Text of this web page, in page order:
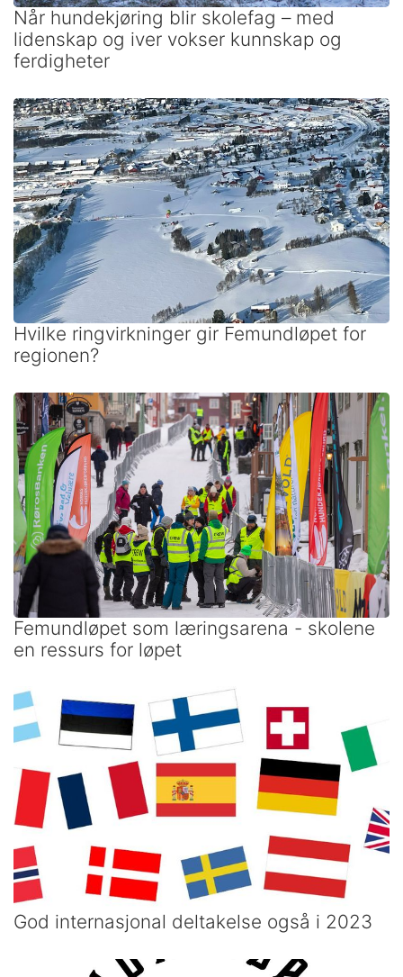
Når hundekjøring blir skolefag – med
lidenskap og iver vokser kunnskap og
ferdigheter
Hvilke ringvirkninger gir Femundløpet for
regionen?
Femundløpet som læringsarena - skolene
en ressurs for løpet
God internasjonal deltakelse også i 2023